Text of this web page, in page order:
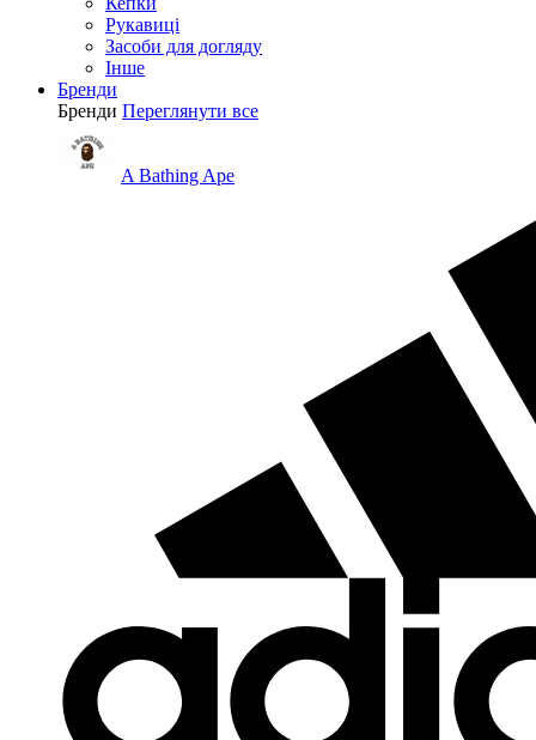
Рукавиці
Засоби для догляду
Інше
Бренди
Бренди Переглянути все
A Bathing Ape